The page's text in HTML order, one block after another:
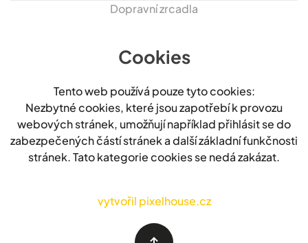
Dopravní zrcadla
Cookies
Tento web používá pouze tyto cookies:
Nezbytné cookies, které jsou zapotřebí k provozu
webových stránek, umožňují například přihlásit se do
zabezpečených částí stránek a další základní funkčnosti
stránek. Tato kategorie cookies se nedá zakázat.
vytvořil pixelhouse.cz